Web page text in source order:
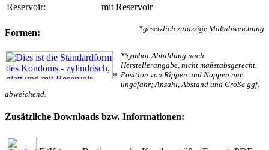
Reservoir:
mit Reservoir
*gesetzlich zulässige Maßabweichung
Formen:
*
*Symbol-Abbildung nach
Herstellerangabe, nicht maßstabsgerecht.
Position von Rippen und Noppen nur
ungefähr; Anzahl, Abstand und Größe ggf.
abweichend.
Zusätzliche Downloads bzw. Informationen: